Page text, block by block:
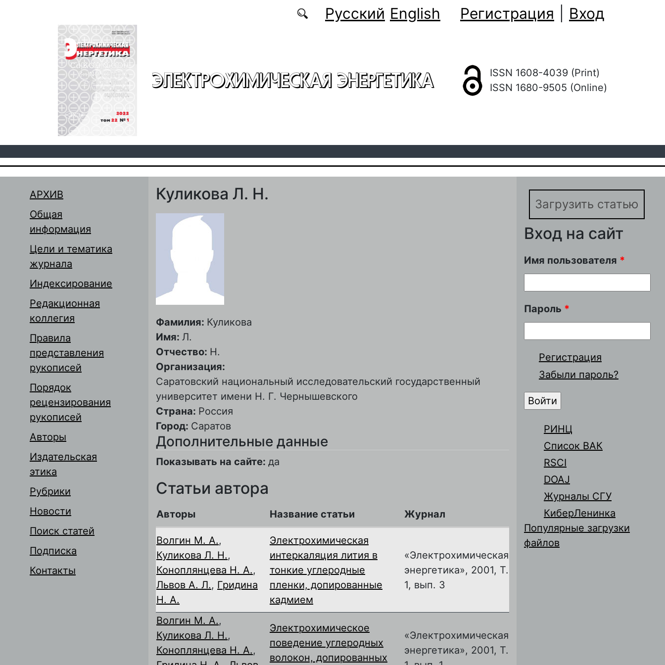
Русский English Регистрация Вход
ЭЛЕКТРОХИМИЧЕСКАЯ ЭНЕРГЕТИКА
ISSN 1608-4039 (Print)
ISSN 1680-9505 (Online)
АРХИВ
Общая
информация
Цели и тематика
журнала
Индексирование
Редакционная
коллегия
Правила
представления
рукописей
Порядок
рецензирования
рукописей
Авторы
Издательская
этика
Рубрики
Новости
Поиск статей
Подписка
Контакты
Куликова Л. Н.
Фамилия: Куликова
Имя: Л.
Отчество: Н.
Организация:
Саратовский национальный исследовательский государственный
университет имени Н. Г. Чернышевского
Страна: Россия
Город: Саратов
Дополнительные данные
Показывать на сайте: да
Статьи автора
Авторы Название статьи Журнал
Волгин М. А.,
Куликова Л. Н.,
Коноплянцева Н. А.,
Львов А. Л., Гридина
Н. А.
Электрохимическая
интеркаляция лития в
тонкие углеродные
пленки, допированные
кадмием
«Электрохимическая
энергетика», 2001, Т.
1, вып. 3
Волгин М. А.,
Куликова Л. Н.,
Коноплянцева Н. А.,
Электрохимическое
поведение углеродных
волокон, допированных
«Электрохимическая
энергетика», 2001, Т.
Загрузить статью
Вход на сайт
Имя пользователя *
Пароль *
Регистрация
Забыли пароль?
РИНЦ
Список ВАК
RSCI
DOAJ
Журналы СГУ
КиберЛенинка
Популярные загрузки
файлов